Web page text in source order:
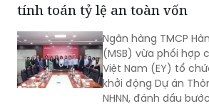
tính toán tỷ lệ an toàn vốn
Ngân hàng TMCP
(MSB) vừa phối hợp
Việt Nam (EY) tổ
khởi động Dự án
NHNN, đánh dấu